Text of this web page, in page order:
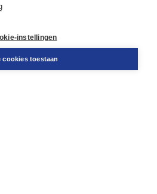
instellingen
cookies toestaan